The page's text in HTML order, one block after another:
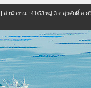
| สำนักงาน : 41/53 หมู่ 3 ต.สุรศักดิ์ อ.ศ